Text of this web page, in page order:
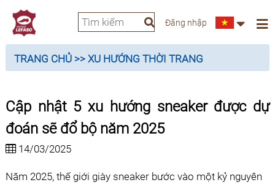
Đăng nhập
TRANG CHỦ >> XU HƯỚNG THỜI TRANG
Cập nhật 5 xu hướng sneaker được dự
đoán sẽ đổ bộ năm 2025
14/03/2025
Năm 2025, thế giới giày sneaker bước vào một kỷ nguyên